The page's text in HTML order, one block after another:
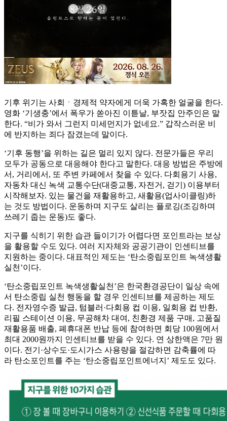
기후 위기는 사회ㆍ경제적 약자에게 더욱 가혹한 얼굴을 한다.
영화 ‘기생충’에서 폭우가 쏟아진 이튿날, 부잣집 안주인은 말
한다. “비가 와서 그런지 미세먼지가 없네요.” 갑작스러운 비
에 반지하는 죄다 잠겼는데 말이다.
‘기후 동행’을 위하는 길은 멀리 있지 않다. 전문가들은 우리
모두가 공동으로 대응해야 한다고 말한다. 대응 방법은 주방에
서, 거리에서, 또 주변 카페에서 찾을 수 있다. 다회용기 사용,
자동차 대신 녹색 교통수단(대중교통, 자전거, 걷기) 이용부터
시작해보자. 있는 물건을 재활용하고, 새활용(업사이클링)하
는 것도 방법이다. 운동하며 지구도 살리는 플로깅(조깅하며
쓰레기 줍는 운동)도 좋다.
지구를 식히기 위한 습관 들이기가 어렵다면 포인트라는 보상
을 활용할 수도 있다. 여러 지자체와 공공기관이 인센티브를
지원하는 중이다. 대표적인 제도는 ‘탄소중립포인트 녹색생활
실천’이다.
‘탄소중립포인트 녹색생활실천’은 한국환경공단이 일상 속에
서 탄소중립 실천 행동을 할 경우 인센티브를 제공하는 제도
다. 전자영수증 발급, 텀블러·다회용 컵 이용, 일회용 컵 반환,
리필 스테이션 이용, 무공해차 대여, 친환경 제품 구매, 고품질
재활용품 배출, 폐휴대폰 반납 등에 참여하면 회당 100원에서
최대 2000원까지 인센티브를 받을 수 있다. 연 상한액은 7만 원
이다. 전기·상수도·도시가스 사용량을 절감하면 감축률에 따
라 탄소포인트를 주는 ‘탄소중립포인트에너지’ 제도도 있다.